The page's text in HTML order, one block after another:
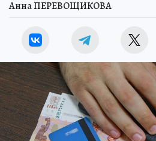
Анна ПЕРЕВОЩИКОВА